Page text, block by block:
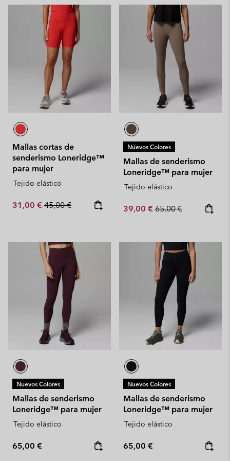
Mallas cortas de
senderismo Loneridge™
para mujer
Tejido elástico
Sale price:
31,00 € Regular price:
45,00 €
Nuevos Colores
Mallas de senderismo
Loneridge™ para mujer
Tejido elástico
Sale price:
39,00 € Regular price:
65,00 €
Nuevos Colores
Mallas de senderismo
Loneridge™ para mujer
Tejido elástico
Regular price:
65,00 €
Nuevos Colores
Mallas de senderismo
Loneridge™ para mujer
Tejido elástico
Regular price:
65,00 €